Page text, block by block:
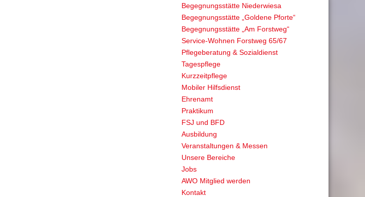
Begegnungsstätte Niederwiesa
Begegnungsstätte „Goldene Pforte“
Begegnungsstätte „Am Forstweg“
Service-Wohnen Forstweg 65/67
Pflegeberatung & Sozialdienst
Tagespflege
Kurzzeitpflege
Mobiler Hilfsdienst
Ehrenamt
Praktikum
FSJ und BFD
Ausbildung
Veranstaltungen & Messen
Unsere Bereiche
Jobs
AWO Mitglied werden
Kontakt